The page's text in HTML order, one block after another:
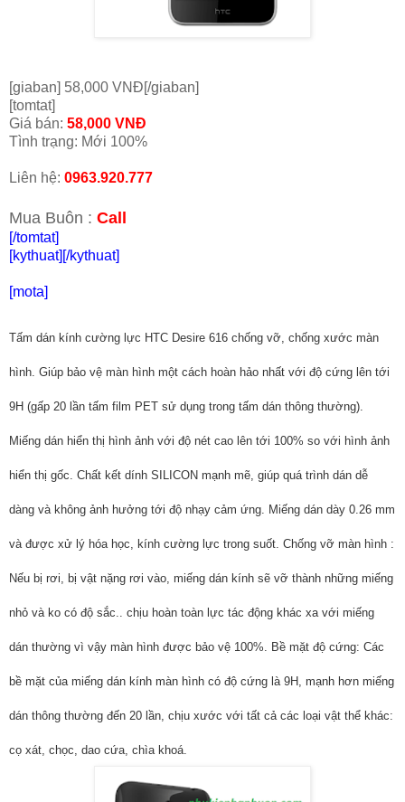
[giaban] 58,000 VNĐ[/giaban]
[tomtat]
Giá bán: 58,000 VNĐ
Tình trạng: Mới 100%
Liên hệ: 0963.920.777
Mua Buôn : Call
[/tomtat]
[kythuat] [/kythuat]
[mota]
Tấm dán kính cường lực HTC Desire 616 chống vỡ, chống xước màn
hình. Giúp bảo vệ màn hình một cách hoàn hảo nhất với độ cứng lên tới
9H (gấp 20 lần tấm film PET sử dụng trong tấm dán thông thường).
Miếng dán hiển thị hình ảnh với độ nét cao lên tới 100% so với hình ảnh
hiển thị gốc. Chất kết dính SILICON mạnh mẽ, giúp quá trình dán dễ
dàng và không ảnh hưởng tới độ nhạy cảm ứng. Miếng dán dày 0.26 mm
và được xử lý hóa học, kính cường lực trong suốt. Chống vỡ màn hình :
Nếu bị rơi, bị vật nặng rơi vào, miếng dán kính sẽ vỡ thành những miếng
nhỏ và ko có độ sắc.. chịu hoàn toàn lực tác động khác xa với miếng
dán thường vì vậy màn hình được bảo vệ 100%. Bề mặt độ cứng: Các
bề mặt của miếng dán kính màn hình có độ cứng là 9H, mạnh hơn miếng
dán thông thường đến 20 lần, chịu xước với tất cả các loại vật thể khác:
cọ xát, chọc, dao cứa, chìa khoá.